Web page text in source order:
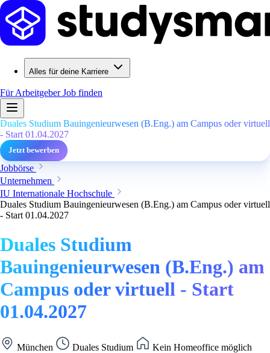
Alles für deine Karriere
Für ArbeitgeberJob finden
Duales Studium Bauingenieurwesen (B.Eng.) am Campus oder virtuell
- Start 01.04.2027
Jetzt bewerben
Jobbörse
Unternehmen
IU Internationale Hochschule
Duales Studium Bauingenieurwesen (B.Eng.) am Campus oder virtuell
- Start 01.04.2027
Duales Studium
Bauingenieurwesen (B.Eng.) am
Campus oder virtuell - Start
01.04.2027
München Duales Studium
Kein Homeoffice möglich